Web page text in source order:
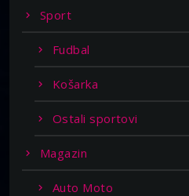
Sport
Fudbal
Košarka
Ostali sportovi
Magazin
Auto Moto